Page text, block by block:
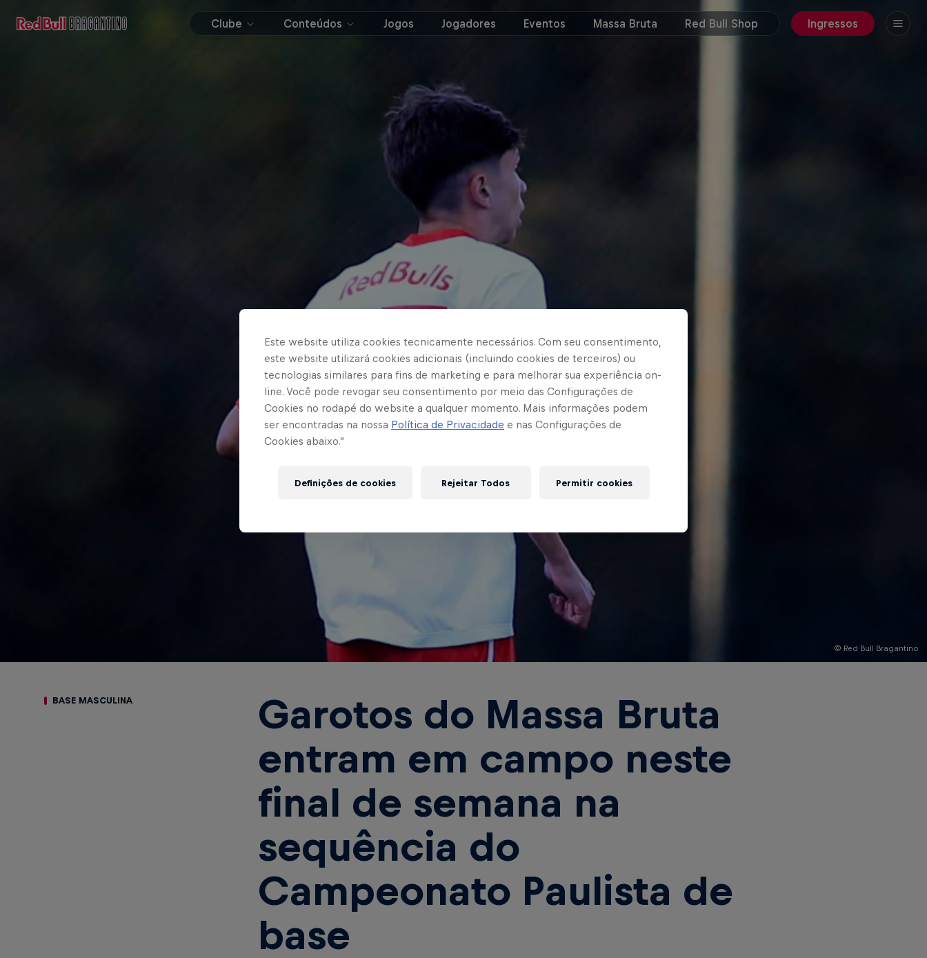
Clube Conteúdos Jogos Jogadores Eventos Massa Bruta Red Bull Shop Ingressos
© Red Bull Bragantino
BASE MASCULINA
Garotos do Massa Bruta
entram em campo neste
final de semana na
sequência do
Campeonato Paulista de
base
Este website utiliza cookies tecnicamente necessários. Com seu consentimento,
este website utilizará cookies adicionais (incluindo cookies de terceiros) ou
tecnologias similares para fins de marketing e para melhorar sua experiência on-
line. Você pode revogar seu consentimento por meio das Configurações de
Cookies no rodapé do website a qualquer momento. Mais informações podem
ser encontradas na nossa Política de Privacidade e nas Configurações de
Cookies abaixo.”
Definições de cookies Rejeitar Todos Permitir cookies